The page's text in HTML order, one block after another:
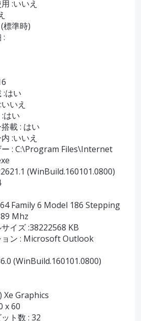
:いいえ
標準時)
:
:はい
いえ
はい
載 : はい
:いいえ
ー : C:\Program Files\Internet
(WinBuild.160101.0800)
Family 6 Model 186 Stepping
Mhz
イズ :38222568 KB
ョン : Microsoft Outlook
(WinBuild.160101.0800)
Xe Graphics
x 60
ト数 : 32